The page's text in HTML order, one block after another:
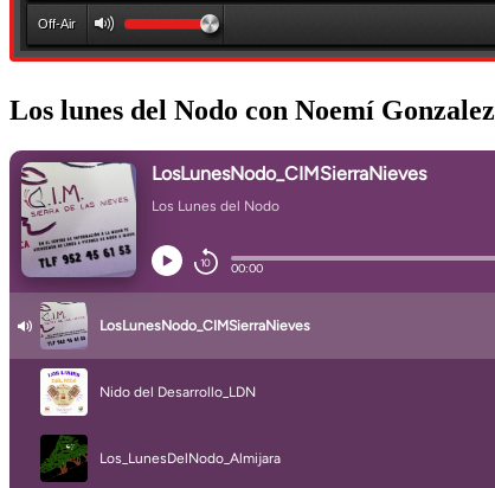
Los lunes del Nodo con Noemí Gonzalez